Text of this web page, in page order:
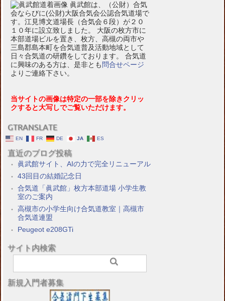
眞武館は、（公財）合気
会ならびに(公財)大阪合気会公認合気道場で
す。江見博文道場長（合気会６段）が２０
１０年に設立致しました。 大阪の枚方市に
本部道場ビルを置き、枚方、高槻の両市や
三島郡島本町を合気道普及活動地域として
日々合気道の研鑽をしております。 合気道
に興味のある方は、是非とも 問合せページ
よりご連絡下さい。
当サイトの画像は特定の一部を除きクリッ
クすると大写しでご覧いただけます。
GTRANSLATE
EN FR DE JA ES
直近のブログ投稿
眞武館サイト、AIの力で完全リニューアル
43回目の結婚記念日
合気道「眞武館」枚方本部道場 小学生教
室のご案内
高槻市の小学生向け合気道教室｜高槻市
合気道連盟
Peugeot e208GTi
サイト内検索
新規入門者募集